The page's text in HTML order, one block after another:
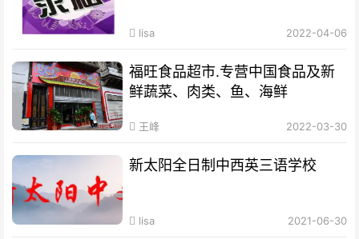
lisa 2022-04-06
福旺食品超市.专营中国食品及新
鲜蔬菜、肉类、鱼、海鲜
王峰 2022-03-30
新太阳全日制中西英三语学校
lisa 2021-06-30